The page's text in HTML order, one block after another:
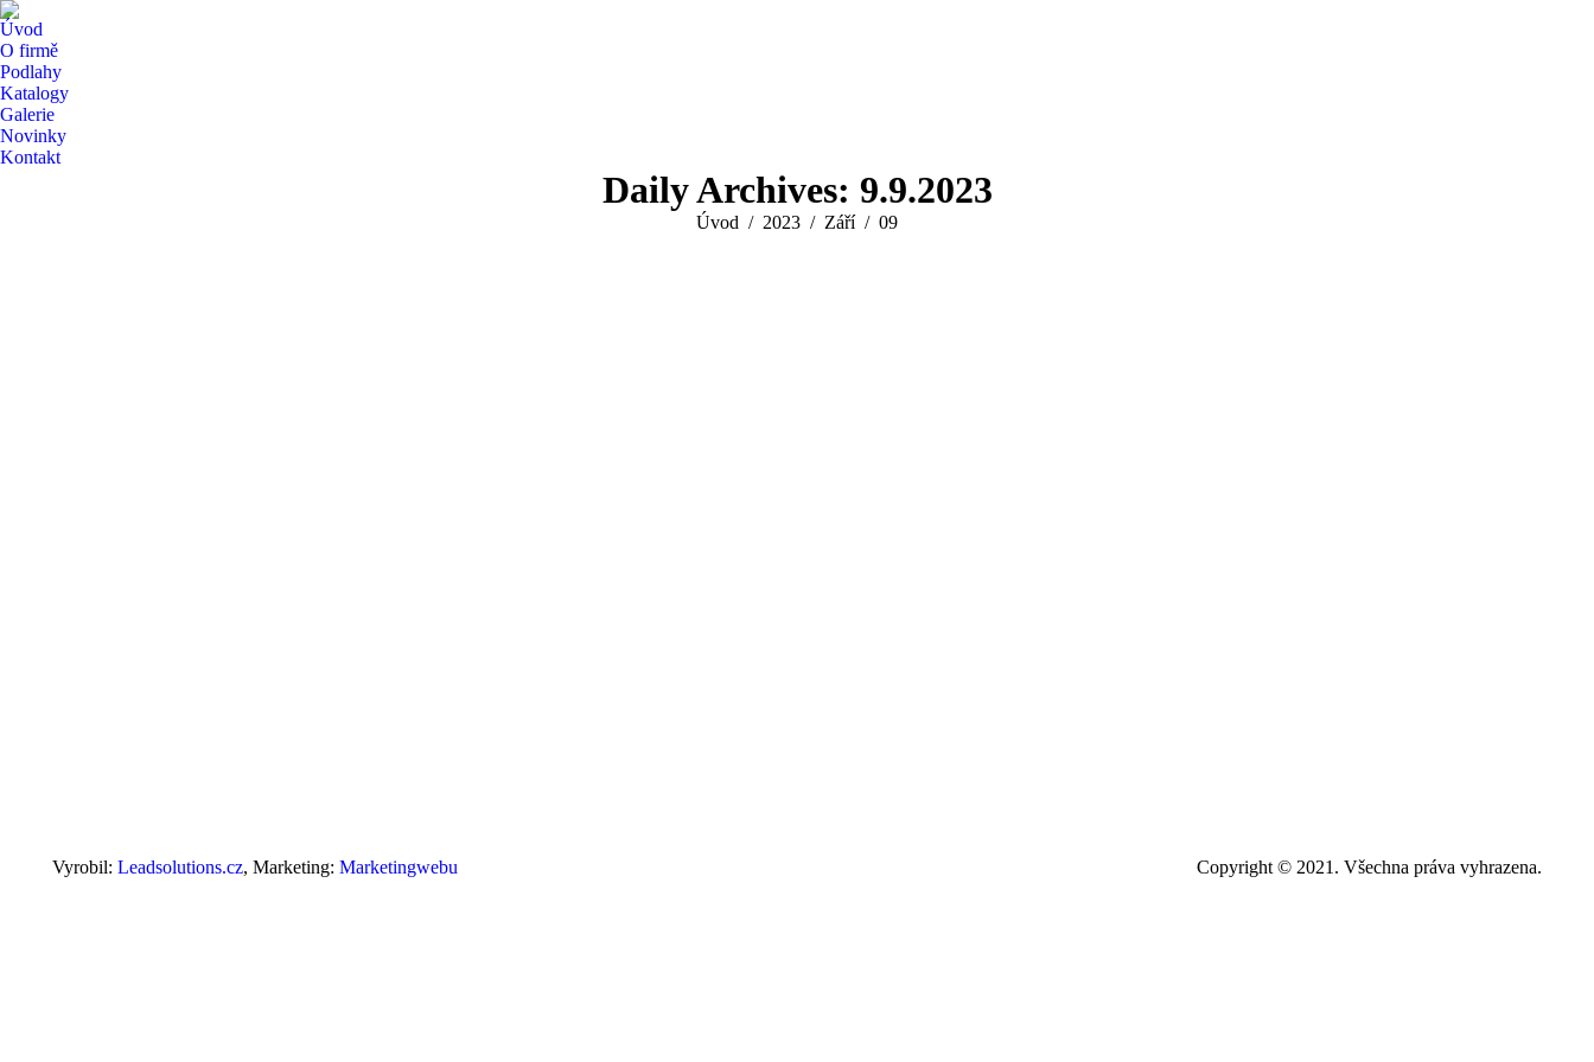
Úvod
O firmě
Podlahy
Katalogy
Galerie
Novinky
Kontakt
Daily Archives: 9.9.2023
You are here:
Úvod 2023 Září 09
Vyrobil: Leadsolutions.cz, Marketing: Marketingwebu Copyright © 2021. Všechna práva vyhrazena.